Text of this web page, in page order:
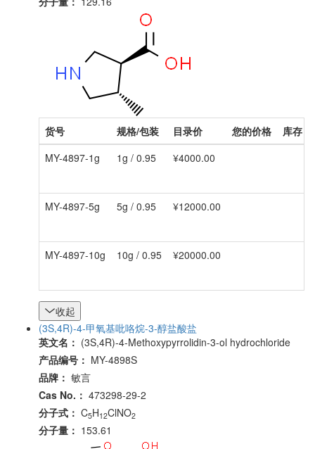
货号 规格/包装 目录价 您的价格 库存
MY-4897-1g
1g / 0.95 ¥4000.00
MY-4897-5g 5g / 0.95 ¥12000.00
MY-4897-10g 10g / 0.95 ¥20000.00
收起
(3S,4R)-4-甲氧基吡咯烷-3-醇盐酸盐
英文名： (3S,4R)-4-Methoxypyrrolidin-3-ol hydrochloride
产品编号： MY-4898S
品牌： 敏言
Cas No.： 473298-29-2
分子式： C5H12ClNO2
分子量： 153.61